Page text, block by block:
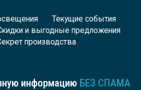
Текущие события
и выгодные предложения
производства
информацию БЕЗ СПАМА